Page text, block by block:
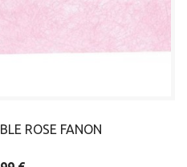
ROSE FANON